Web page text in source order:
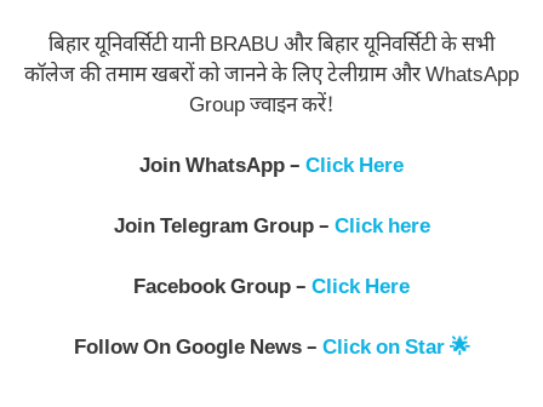
बिहार यूनिवर्सिटी यानी BRABU और बिहार यूनिवर्सिटी के सभी
कॉलेज की तमाम खबरों को जानने के लिए टेलीग्राम और WhatsApp
Group ज्वाइन करें!
Join WhatsApp – Click Here
Join Telegram Group – Click here
Facebook Group – Click Here
Follow On Google News – Click on Star 🌟